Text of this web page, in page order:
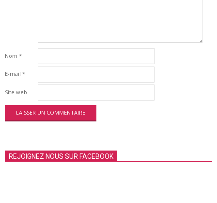
Nom *
E-mail *
Site web
REJOIGNEZ NOUS SUR FACEBOOK